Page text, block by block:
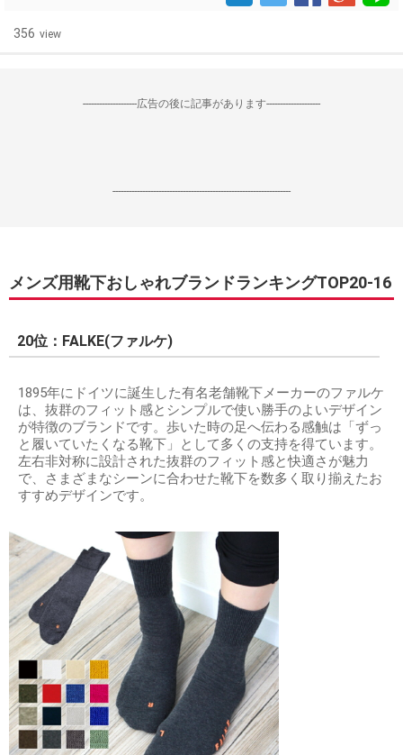
356 view
--------------------広告の後に記事があります--------------------
------------------------------------------------------------------
メンズ用靴下おしゃれブランドランキングTOP20-16
20位：FALKE(ファルケ)
1895年にドイツに誕生した有名老舗靴下メーカーのファルケ
は、抜群のフィット感とシンプルで使い勝手のよいデザイン
が特徴のブランドです。歩いた時の足へ伝わる感触は「ずっ
と履いていたくなる靴下」として多くの支持を得ています。
左右非対称に設計された抜群のフィット感と快適さが魅力
で、さまざまなシーンに合わせた靴下を数多く取り揃えたお
すすめデザインです。